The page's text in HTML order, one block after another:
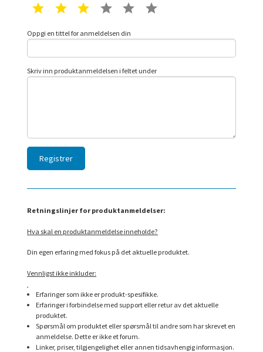
1 star 2 star 3 star 4 star 5 star
Oppgi en tittel for anmeldelsen din
Skriv inn produktanmeldelsen i feltet under
Retningslinjer for produktanmeldelser:
Hva skal en produktanmeldelse inneholde?
Din egen erfaring med fokus på det aktuelle produktet.
Vennligst ikke inkluder:
Erfaringer som ikke er produkt-spesifikke.
Erfaringer i forbindelse med support eller retur av det aktuelle
produktet.
Spørsmål om produktet eller spørsmål til andre som har skrevet en
anmeldelse. Dette er ikke et forum.
Linker, priser, tilgjengelighet eller annen tidsavhengig informasjon.